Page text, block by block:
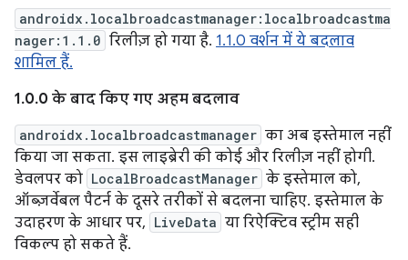
androidx.localbroadcastmanager:localbroadcastma
nager:1.1.0 रिलीज़ हो गया है. 1.1.0 वर्शन में ये बदलाव
शामिल हैं.
1.0.0 के बाद किए गए अहम बदलाव
androidx.localbroadcastmanager का अब इस्तेमाल नहीं
किया जा सकता. इस लाइब्रेरी की कोई और रिलीज़ नहीं होगी.
डेवलपर को LocalBroadcastManager के इस्तेमाल को,
ऑब्ज़र्वेबल पैटर्न के दूसरे तरीकों से बदलना चाहिए. इस्तेमाल के
उदाहरण के आधार पर, LiveData या रिऐक्टिव स्ट्रीम सही
विकल्प हो सकते हैं.